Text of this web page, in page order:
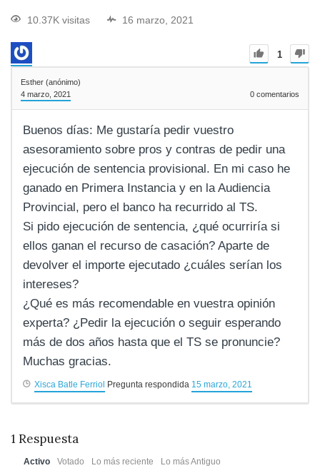
10.37K visitas 16 marzo, 2021
1
Esther (anónimo)
4 marzo, 2021
0 comentarios
Buenos días: Me gustaría pedir vuestro
asesoramiento sobre pros y contras de pedir una
ejecución de sentencia provisional. En mi caso he
ganado en Primera Instancia y en la Audiencia
Provincial, pero el banco ha recurrido al TS.
Si pido ejecución de sentencia, ¿qué ocurriría si
ellos ganan el recurso de casación? Aparte de
devolver el importe ejecutado ¿cuáles serían los
intereses?
¿Qué es más recomendable en vuestra opinión
experta? ¿Pedir la ejecución o seguir esperando
más de dos años hasta que el TS se pronuncie?
Muchas gracias.
Xisca Batle Ferriol Pregunta respondida 15 marzo, 2021
1 Respuesta
Activo Votado Lo más reciente Lo más Antiguo